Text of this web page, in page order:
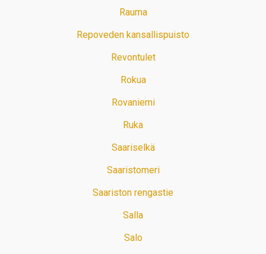
Rauma
Repoveden kansallispuisto
Revontulet
Rokua
Rovaniemi
Ruka
Saariselkä
Saaristomeri
Saariston rengastie
Salla
Salo